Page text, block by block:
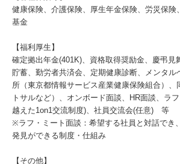
健康保険、介護保険、厚生年金保険、労災保険
基金
【福利厚生】
確定拠出年金(401K)、資格取得奨励金、慶弔見
貯蓄、勤労者共済会、定期健康診断、メンタル
所（東京都情報サービス産業健康保険組合）、
トサルなど）、オンボード面談、HR面談、ラ
越えた1on1交流制度)、社員交流会(任意) 等
※ラフ・ミート面談：希望する社員と対話でき
発見ができる制度・仕組み
【その他】